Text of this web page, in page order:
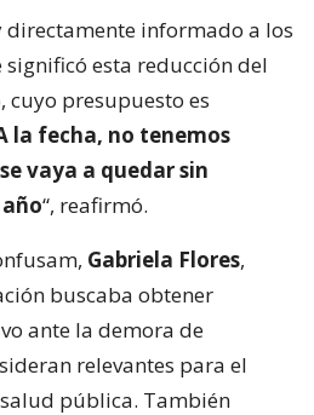
directamente informado a los
esta reducción del
cuyo presupuesto es
la fecha, no tenemos
vaya a quedar sin
“, reafirmó.
Gabriela Flores,
buscaba obtener
ante la demora de
relevantes para el
pública. También